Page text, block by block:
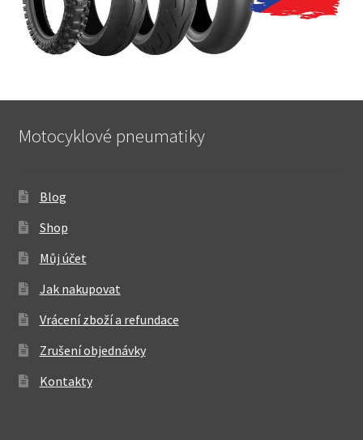
Motocyklové pneumatiky
Blog
Shop
Můj účet
Jak nakupovat
Vrácení zboží a refundace
Zrušení objednávky
Kontakty